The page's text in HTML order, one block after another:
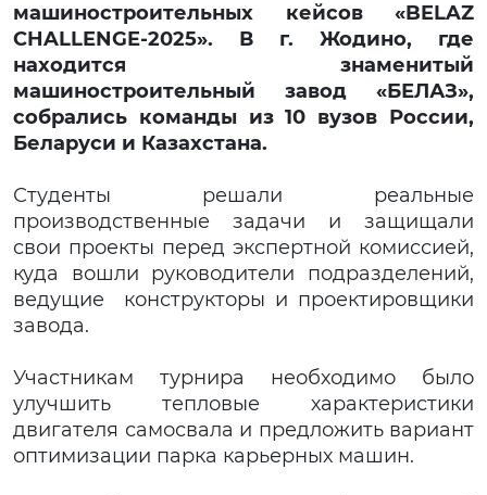
машиностроительных кейсов «BELAZ
CHALLENGE-2025». В г. Жодино, где
находится знаменитый
машиностроительный завод «БЕЛАЗ»,
собрались команды из 10 вузов России,
Беларуси и Казахстана.
Студенты решали реальные
производственные задачи и защищали
свои проекты перед экспертной комиссией,
куда вошли руководители подразделений,
ведущие конструкторы и проектировщики
завода.
Участникам турнира необходимо было
улучшить тепловые характеристики
двигателя самосвала и предложить вариант
оптимизации парка карьерных машин.